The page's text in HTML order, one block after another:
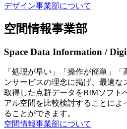
デザイン事業部について
空間情報事業部
Space Data Information /
「処理が早い」「操作が簡単」
ンサービスの理念に掲げ、最適な
取得した点群データをBIMソフト
アル空間を比較検討することによ
ることができます。
空間情報事業部について